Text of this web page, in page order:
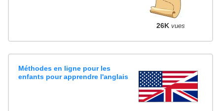
26K vues
Méthodes en ligne pour les
enfants pour apprendre l'anglais